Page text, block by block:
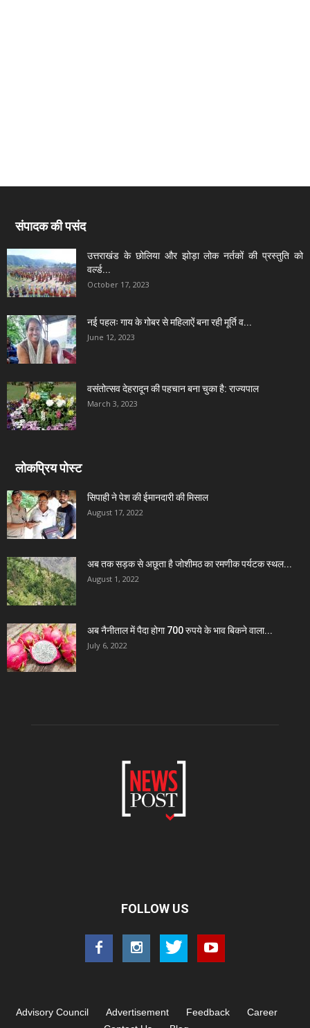
संपादक की पसंद
उत्तराखंड के छोलिया और झोड़ा लोक नर्तकों की प्रस्तुति को
वर्ल्ड...
October 17, 2023
नई पहलः गाय के गोबर से महिलाऐं बना रही मूर्ति व...
June 12, 2023
वसंतोत्सव देहरादून की पहचान बना चुका है: राज्यपाल
March 3, 2023
लोकप्रिय पोस्ट
सिपाही ने पेश की ईमानदारी की मिसाल
August 17, 2022
अब तक सड़क से अछूता है जोशीमठ का रमणीक पर्यटक स्थल...
August 1, 2022
अब नैनीताल में पैदा होगा 700 रुपये के भाव बिकने वाला...
July 6, 2022
FOLLOW US
Advisory Council Advertisement Feedback
Career